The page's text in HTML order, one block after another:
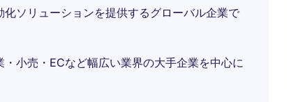
ソリューションを提供するグローバル企業で
小売・ECなど幅広い業界の大手企業を中心に